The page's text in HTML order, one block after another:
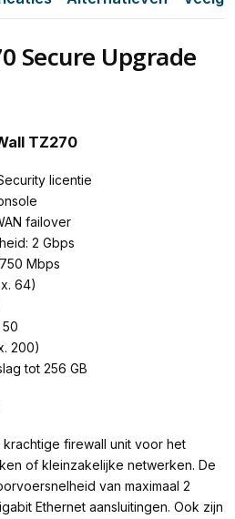
Secure Upgrade
TZ270
licentie
failover
2 Gbps
Mbps
64)
200)
tot 256 GB
firewall unit voor het
of kleinzakelijke netwerken. De
van maximaal 2
Ethernet aansluitingen. Ook zijn